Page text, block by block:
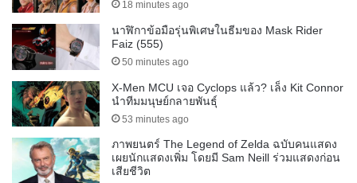
18 minutes ago
นาฬิกาข้อมือรุ่นพิเศษในธีมของ Mask Rider
Faiz (555)
50 minutes ago
X-Men MCU เจอ Cyclops แล้ว? เล็ง Kit Connor
นำทีมมนุษย์กลายพันธุ์
53 minutes ago
ภาพยนตร์ The Legend of Zelda ฉบับคนแสดง
เผยนักแสดงเพิ่ม โดยมี Sam Neill ร่วมแสดงก่อน
เสียชีวิต